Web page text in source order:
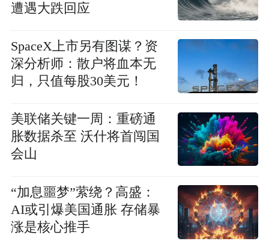
遭遇大跌回应
SpaceX上市另有图谋？资
深分析师：散户将血本无
归，只值每股30美元！
美联储关键一周：重磅通
胀数据杀至 沃什将首闯国
会山
“加息噩梦”萦绕？高盛：
AI或引爆美国通胀 存储暴
涨是核心推手